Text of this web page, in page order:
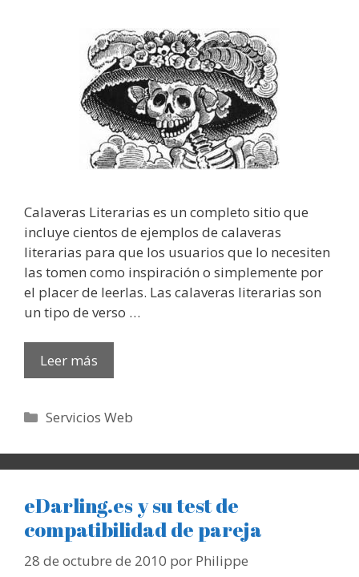
Calaveras Literarias es un completo sitio que
incluye cientos de ejemplos de calaveras
literarias para que los usuarios que lo necesiten
las tomen como inspiración o simplemente por
el placer de leerlas. Las calaveras literarias son
un tipo de verso …
Leer más
Categorías
Servicios Web
eDarling.es y su test de
compatibilidad de pareja
28 de octubre de 2010 por Philippe